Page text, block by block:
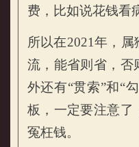
费，比如说花钱看
所以在2021年，
流，能省则省，否
外还有“贯索”和“
板，一定要注意了
冤枉钱。